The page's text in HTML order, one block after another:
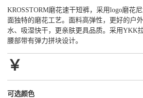
KROSSTORM磨花速干短裤，采用logo磨花
面独特的磨花工艺。面料高弹性，更好的户
水、吸湿快干，更亲肤更具品质。采用YKK
腰部带有弹力拼块设计。
￥
可选颜色